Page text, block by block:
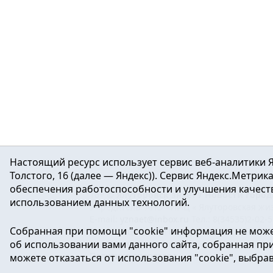
16+ ©Ялуторовск знает / Новости
Учредитель: АНО «ИИЦ « Ялуторовская
Регистрационный номер ЭЛ № ФС 77-
массовых коммуникаций.
Политика оператора
Настоящий ресурс использует сервис веб-
Толстого, 16 (далее — Яндекс)). Сервис
обеспечения работоспособности и улучшения
использованием данных технологий.
Собранная при помощи "cookie" информация не
об использовании вами данного сайта, собранная
можете отказаться от использования "cookie",